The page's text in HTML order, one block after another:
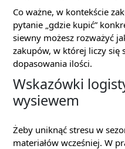
Co ważne, w kontekście
pytanie „gdzie kupić”
siewny możesz rozważyć
zakupów, w której liczy się
dopasowania ilości.
Wskazówki
wysiewem
Żeby uniknąć stresu w
materiałów wcześniej. W